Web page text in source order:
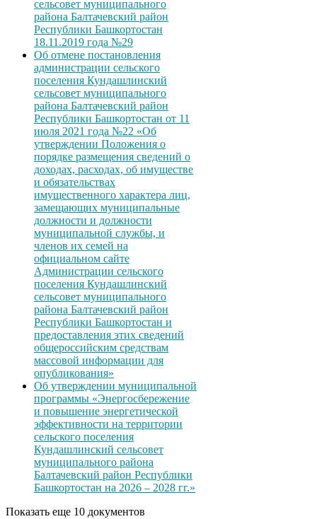
сельсовет муниципального
района Балтачевский район
Республики Башкортостан
18.11.2019 года №29
Об отмене постановления
администрации сельского
поселения Кундашлинский
сельсовет муниципального
района Балтачевский район
Республики Башкортостан от 11
июля 2021 года №22 «Об
утверждении Положения о
порядке размещения сведений о
доходах, расходах, об имуществе
и обязательствах
имущественного характера лиц,
замещающих муниципальные
должности и должности
муниципальной службы, и
членов их семей на
официальном сайте
Администрации сельского
поселения Кундашлинский
сельсовет муниципального
района Балтачевский район
Республики Башкортостан и
предоставления этих сведений
общероссийским средствам
массовой информации для
опубликования»
Об утверждении муниципальной
программы «Энергосбережение
и повышение энергетической
эффективности на территории
сельского поселения
Кундашлинский сельсовет
муниципального района
Балтачевский район Республики
Башкортостан на 2026 – 2028 гг.»
Показать еще 10 документов